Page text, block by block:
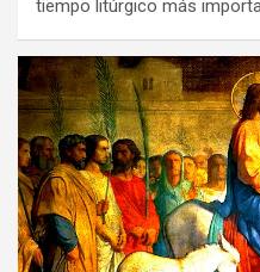
tiempo litúrgico más